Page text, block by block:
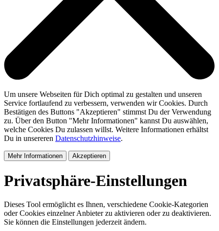
Um unsere Webseiten für Dich optimal zu gestalten und unseren
Service fortlaufend zu verbessern, verwenden wir Cookies. Durch
Bestätigen des Buttons "Akzeptieren" stimmst Du der Verwendung
zu. Über den Button "Mehr Informationen" kannst Du auswählen,
welche Cookies Du zulassen willst. Weitere Informationen erhältst
Du in unsereren Datenschutzhinweise.
Mehr Informationen Akzeptieren
Privatsphäre-Einstellungen
Dieses Tool ermöglicht es Ihnen, verschiedene Cookie-Kategorien
oder Cookies einzelner Anbieter zu aktivieren oder zu deaktivieren.
Sie können die Einstellungen jederzeit ändern.